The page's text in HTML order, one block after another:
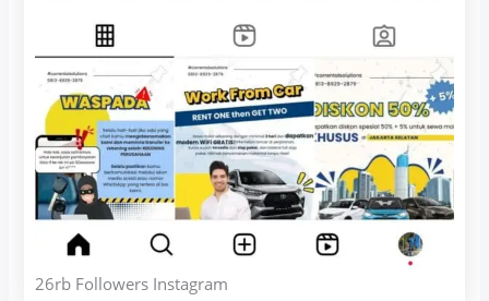
26rb Followers Instagram